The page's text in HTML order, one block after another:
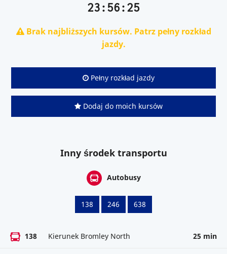
23:56:25
Brak najbliższych kursów. Patrz pełny rozkład
jazdy.
Pełny rozkład jazdy
Dodaj do moich kursów
Inny środek transportu
Autobusy
138 246 638
138 Kierunek Bromley North 25 min